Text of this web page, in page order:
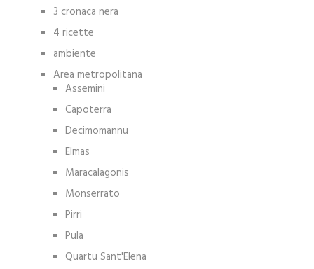
3 cronaca nera
4 ricette
ambiente
Area metropolitana
Assemini
Capoterra
Decimomannu
Elmas
Maracalagonis
Monserrato
Pirri
Pula
Quartu Sant'Elena